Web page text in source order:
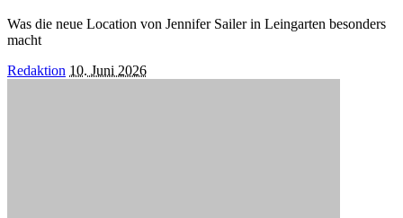
Was die neue Location von Jennifer Sailer in Leingarten besonders
macht
Posted
Redaktion 10. Juni 2026